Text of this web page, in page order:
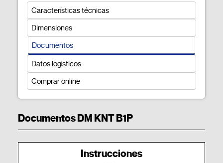
Características técnicas
Dimensiones
Documentos
Datos logísticos
Comprar online
Documentos DM KNT B1P
Instrucciones